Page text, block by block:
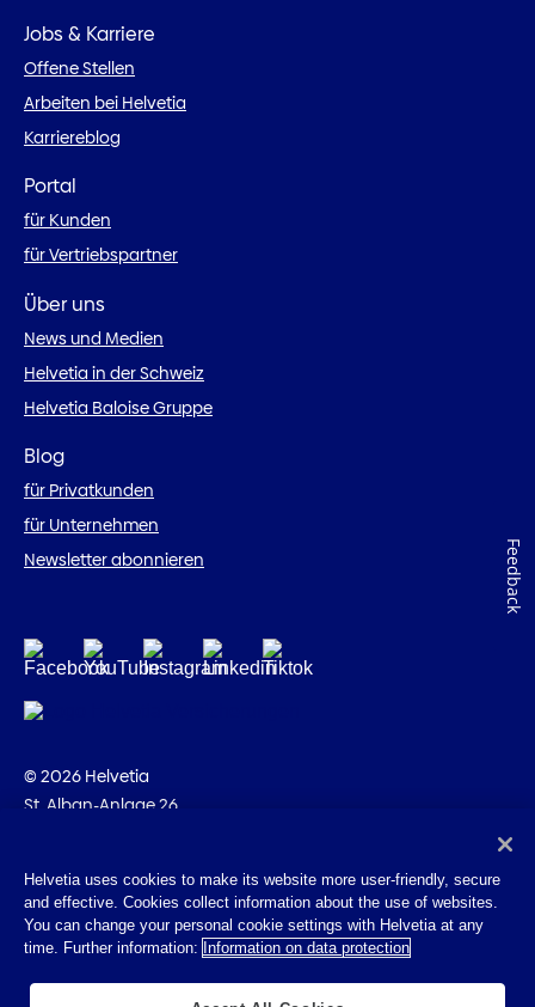
Jobs & Karriere
Offene Stellen
Arbeiten bei Helvetia
Karriereblog
Portal
für Kunden
für Vertriebspartner
Über uns
News und Medien
Helvetia in der Schweiz
Helvetia Baloise Gruppe
Blog
für Privatkunden
für Unternehmen
Newsletter abonnieren
© 2026 Helvetia
St. Alban-Anlage 26
Impressum
Rechtliche Hinweise
Helvetia uses cookies to make its website more user-friendly, secure
and effective. Cookies collect information about the use of websites.
You can change your personal cookie settings with Helvetia at any
time. Further information: Information on data protection
Feedback